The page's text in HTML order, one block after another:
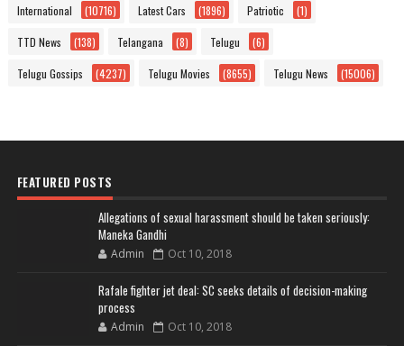
International (10716) Latest Cars (1896) Patriotic (1)
TTD News (138) Telangana (8) Telugu (6)
Telugu Gossips (4237) Telugu Movies (8655) Telugu News (15006)
FEATURED POSTS
Allegations of sexual harassment should be taken seriously:
Maneka Gandhi
Admin Oct 10, 2018
Rafale fighter jet deal: SC seeks details of decision-making
process
Admin Oct 10, 2018